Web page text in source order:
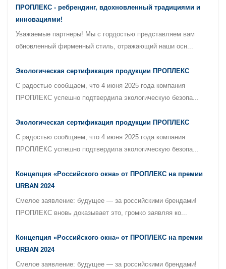
ПРОПЛЕКС - ребрендинг, вдохновленный традициями и
инновациями!
Уважаемые партнеры! Мы с гордостью представляем вам
обновленный фирменный стиль, отражающий наши осн...
Экологическая сертификация продукции ПРОПЛЕКС
С радостью сообщаем, что 4 июня 2025 года компания
ПРОПЛЕКС успешно подтвердила экологическую безопа...
Экологическая сертификация продукции ПРОПЛЕКС
С радостью сообщаем, что 4 июня 2025 года компания
ПРОПЛЕКС успешно подтвердила экологическую безопа...
Концепция «Российского окна» от ПРОПЛЕКС на премии
URBAN 2024
Смелое заявление: будущее — за российскими брендами!
ПРОПЛЕКС вновь доказывает это, громко заявляя ко...
Концепция «Российского окна» от ПРОПЛЕКС на премии
URBAN 2024
Смелое заявление: будущее — за российскими брендами!